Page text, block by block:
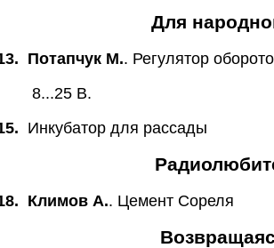
Для
Потапчук М.. Регулятор
8...25 В.
Инкубатор для рассады
Климов А.. Цемент Сореля